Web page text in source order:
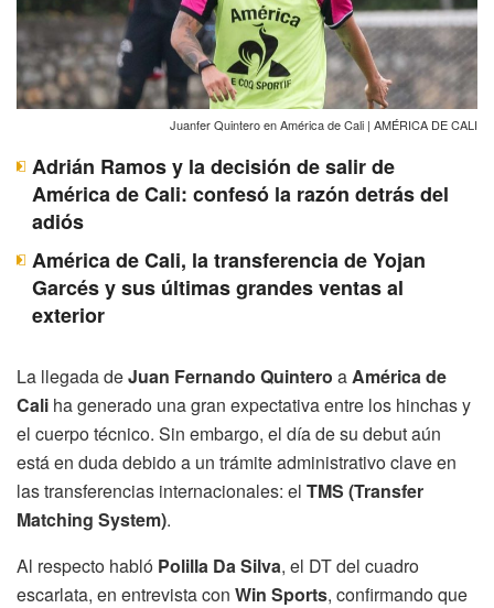
Juanfer Quintero en América de Cali | AMÉRICA DE CALI
Adrián Ramos y la decisión de salir de
América de Cali: confesó la razón detrás del
adiós
América de Cali, la transferencia de Yojan
Garcés y sus últimas grandes ventas al
exterior
La llegada deJuan Fernando Quintero aAmérica de
Cali ha generado una gran expectativa entre los hinchas y
el cuerpo técnico. Sin embargo, el día de su debut aún
está en duda debido a un trámite administrativo clave en
las transferencias internacionales: el TMS (Transfer
Matching System).
Al respecto habló Polilla Da Silva, el DT del cuadro
escarlata, en entrevista con Win Sports, confirmando que